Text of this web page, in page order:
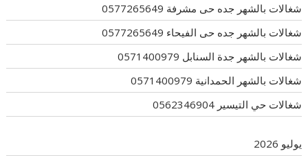
شغالات بالشهر جده حى مشرفة 0577265649
شغالات بالشهر جده حى الفيحاء 0577265649
شغالات بالشهر جدة السنابل 0571400979
شغالات بالشهر الحمدانية 0571400979
شغالات حي التيسير 0562346904
يوليو 2026